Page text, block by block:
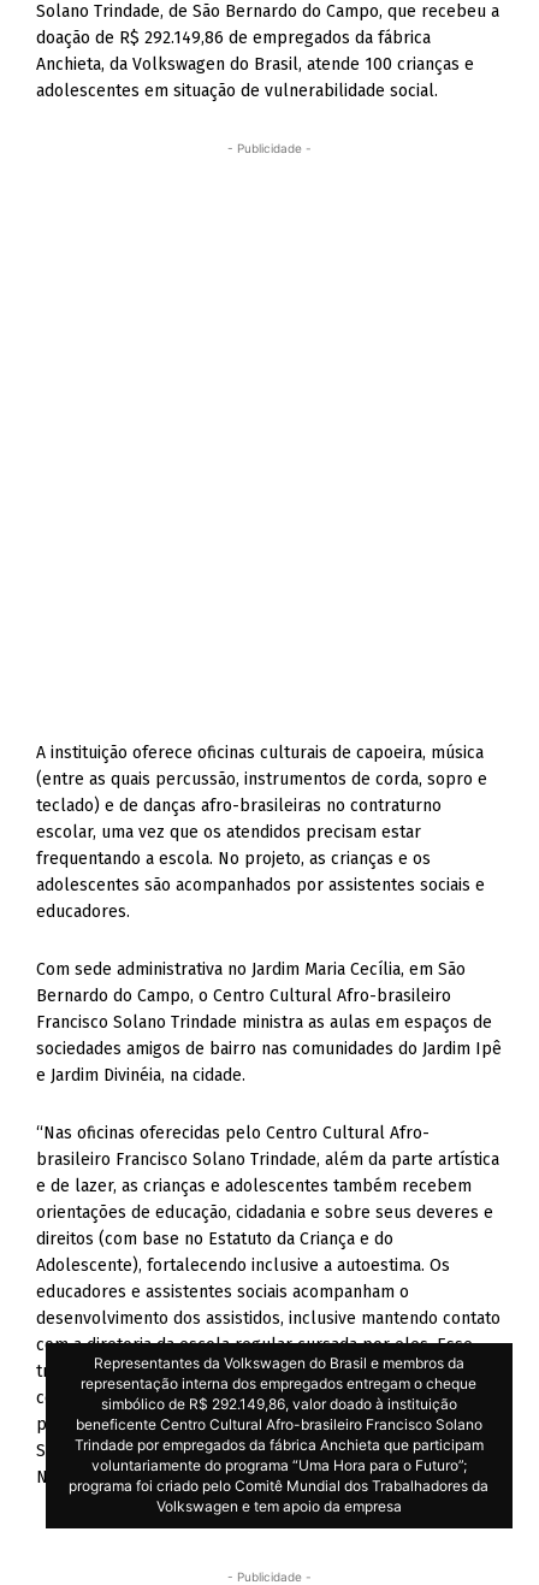
Solano Trindade, de São Bernardo do Campo, que recebeu a
doação de R$ 292.149,86 de empregados da fábrica
Anchieta, da Volkswagen do Brasil, atende 100 crianças e
adolescentes em situação de vulnerabilidade social.
- Publicidade -
A instituição oferece oficinas culturais de capoeira, música
(entre as quais percussão, instrumentos de corda, sopro e
teclado) e de danças afro-brasileiras no contraturno
escolar, uma vez que os atendidos precisam estar
frequentando a escola. No projeto, as crianças e os
adolescentes são acompanhados por assistentes sociais e
educadores.
Com sede administrativa no Jardim Maria Cecília, em São
Bernardo do Campo, o Centro Cultural Afro-brasileiro
Francisco Solano Trindade ministra as aulas em espaços de
sociedades amigos de bairro nas comunidades do Jardim Ipê
e Jardim Divinéia, na cidade.
“Nas oficinas oferecidas pelo Centro Cultural Afro-
brasileiro Francisco Solano Trindade, além da parte artística
e de lazer, as crianças e adolescentes também recebem
orientações de educação, cidadania e sobre seus deveres e
direitos (com base no Estatuto da Criança e do
Adolescente), fortalecendo inclusive a autoestima. Os
educadores e assistentes sociais acompanham o
desenvolvimento dos assistidos, inclusive mantendo contato
com a diretoria da escola regular cursada por eles. Esse
trabalho também beneficia os familiares, uma vez que são
convidados para reuniões e eventos da entidade”, afirmou o
presidente do Centro Cultural Afro-brasileiro Francisco
Solano Trindade e empregado da Volkswagen do Brasil,
Nelson Rodrigues Rocha.
Representantes da Volkswagen do Brasil e membros da
representação interna dos empregados entregam o cheque
simbólico de R$ 292.149,86, valor doado à instituição
beneficente Centro Cultural Afro-brasileiro Francisco Solano
Trindade por empregados da fábrica Anchieta que participam
voluntariamente do programa “Uma Hora para o Futuro”;
programa foi criado pelo Comitê Mundial dos Trabalhadores da
Volkswagen e tem apoio da empresa
- Publicidade -